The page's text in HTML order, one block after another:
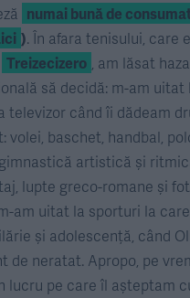
numai bună de
). În afara tenisului, care
Treizecizero , am lăsat
să decidă: m-am uitat
televizor când îi dădeam
volei, baschet, handbal,
artistică și
lupte greco-romane și
am uitat la sporturi la
și adolescență, când
de neratat. Apropo, pe
lucru pe care îl așteptam